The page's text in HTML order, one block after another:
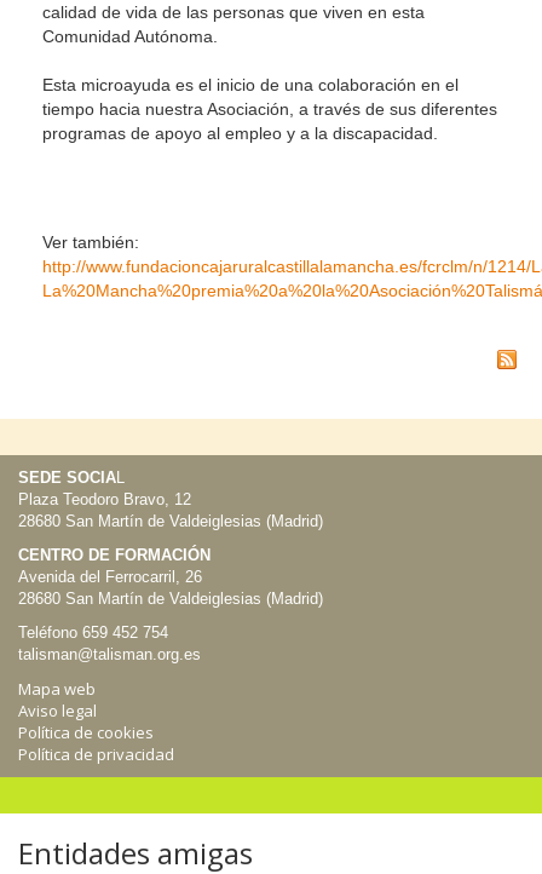
calidad de vida de las personas que viven en esta
Comunidad Autónoma.
Esta microayuda es el inicio de una colaboración en el
tiempo hacia nuestra Asociación, a través de sus diferentes
programas de apoyo al empleo y a la discapacidad.
Ver también:
http://www.fundacioncajaruralcastillalamancha.es/fcrclm/n/
SEDE SOCIA
Plaza Teodoro Bravo, 12
28680 San Martín de Valdeiglesias (Madrid)
CENTRO DE FORMACIÓN
Avenida del Ferrocarril, 26
28680 San Martín de Valdeiglesias (Madrid)
Teléfono 659 452 754
talisman@talisman.org.es
Mapa web
Aviso legal
Política de cookies
Política de privacidad
Entidades amigas